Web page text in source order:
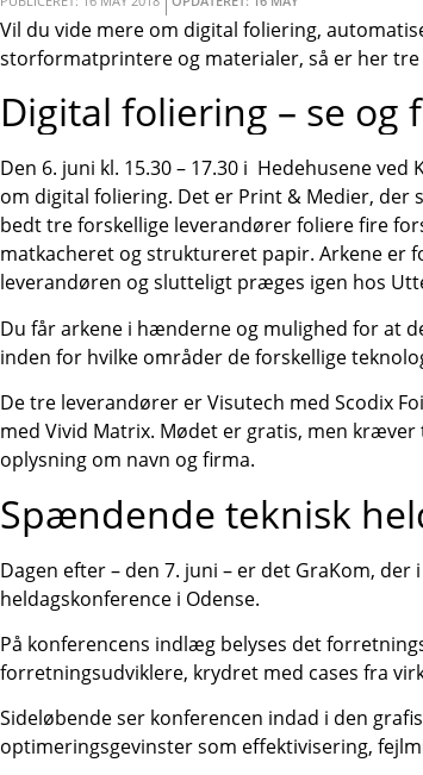
Vil du vide mere om digital foliering,
storformatprintere og materialer, så er her
Digital foliering – se og
Den 6. juni kl. 15.30 – 17.30 i Hedehusene
om digital foliering. Det er Print & Medier,
bedt tre forskellige leverandører foliere fire
matkacheret og struktureret papir. Arkene er
leverandøren og slutteligt præges igen hos
Du får arkene i hænderne og mulighed for at
inden for hvilke områder de forskellige
De tre leverandører er Visutech med Scodix
med Vivid Matrix. Mødet er gratis, men
oplysning om navn og firma.
Spændende teknisk
Dagen efter – den 7. juni – er det GraKom,
heldagskonference i Odense.
På konferencens indlæg belyses det
forretningsudviklere, krydret med cases fra
Sideløbende ser konferencen indad i den
optimeringsgevinster som effektivisering,